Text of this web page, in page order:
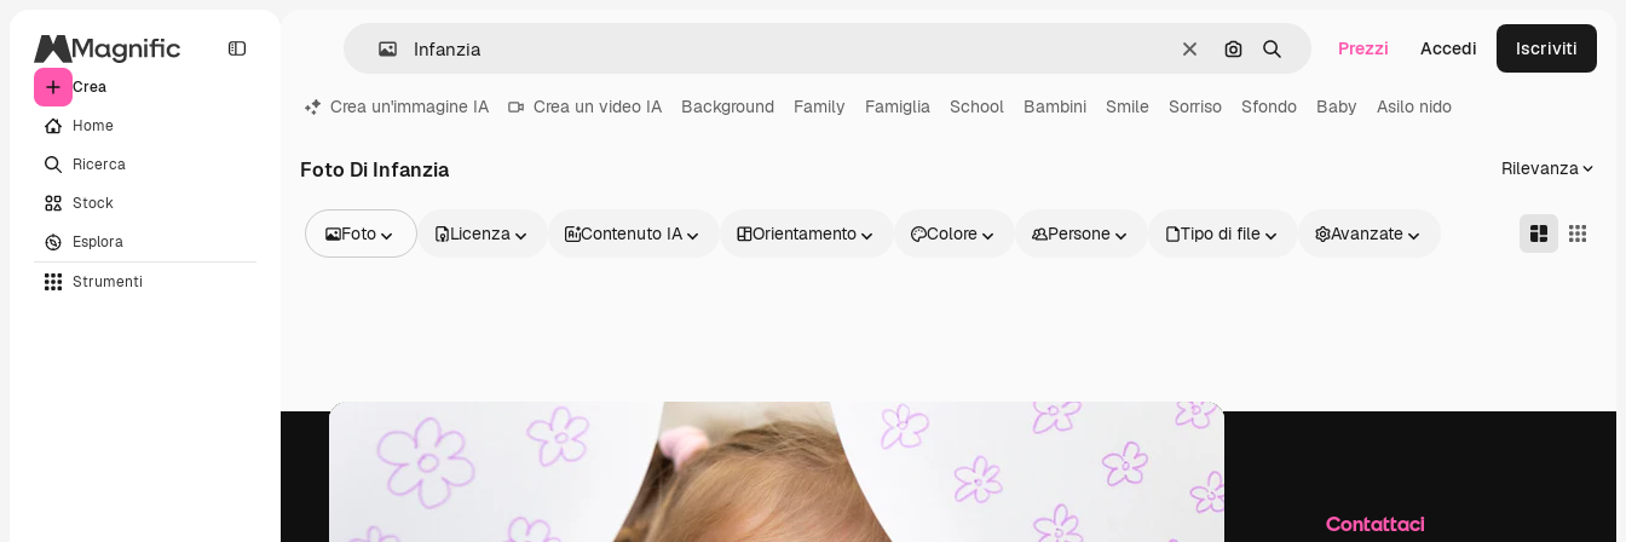
Crea
Home
Ricerca
Stock
Esplora
Strumenti
CancellaCerca per immagine
Ricerca Prezzi Accedi Iscriviti
Crea un'immagine IA Crea un video IA Background Family Famiglia School Bambini Smile Sorriso Sfondo Baby Asilo nido
Foto Di Infanzia Rilevanza
Foto
Video
Clip video
Motion graphic
Modelli di video
Licenza Contenuto IA Orientamento Colore Persone Tipo di file Avanzate
Prodotti Contattaci